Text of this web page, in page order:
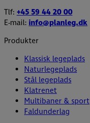
Tlf: +45 59 44 20 00
E-mail: info@planleg.dk
Produkter
Klassisk legeplads
Naturlegeplads
Stål legeplads
Klatrenet
Multibaner & sport
Faldunderlag